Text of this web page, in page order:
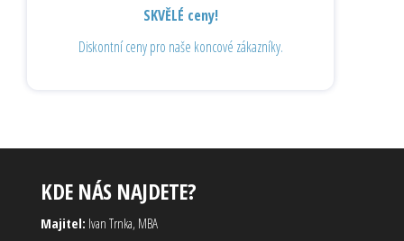
SKVĚLÉ ceny!
Diskontní ceny pro naše koncové zákazníky.
KDE NÁS NAJDETE?
Majitel: Ivan Trnka, MBA